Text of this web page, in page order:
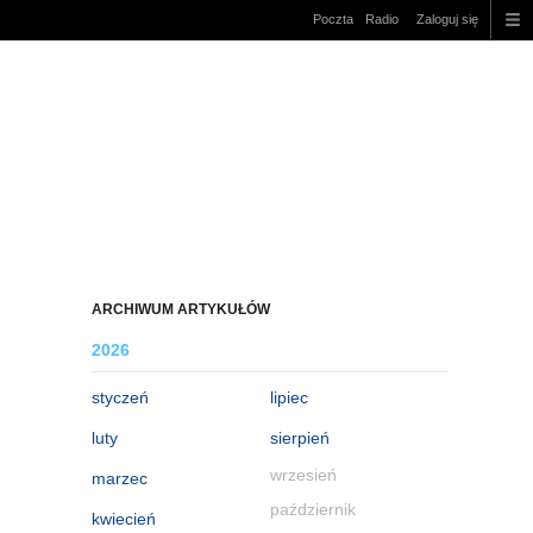
Poczta Radio Zaloguj się
ARCHIWUM ARTYKUŁÓW
2026
styczeń
luty
marzec
kwiecień
lipiec
sierpień
wrzesień
październik